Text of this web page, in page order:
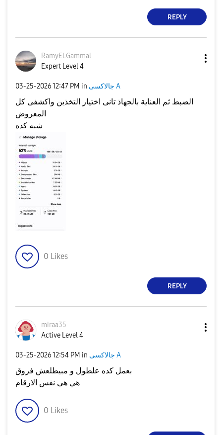
REPLY
RamyELGammal
Expert Level 4
‎03-25-202612:47 PM in جالاكسى A
الضبط ثم العناية بالجهاذ تانى اختيار التخذين واكشفى كل
المعروض
شبه كده
0 Likes
REPLY
miraa35
Active Level 4
‎03-25-202612:54 PM in جالاكسى A
بعمل كده علطول و مبيطلعش فروق
هي هي نفس الارقام
0 Likes